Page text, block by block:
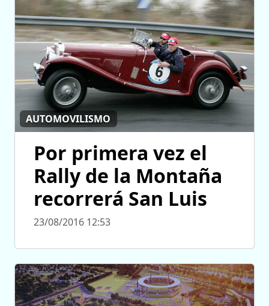
AUTOMOVILISMO
Por primera vez el
Rally de la Montaña
recorrerá San Luis
23/08/2016 12:53